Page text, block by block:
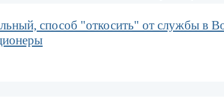
способ "откосить" от службы в